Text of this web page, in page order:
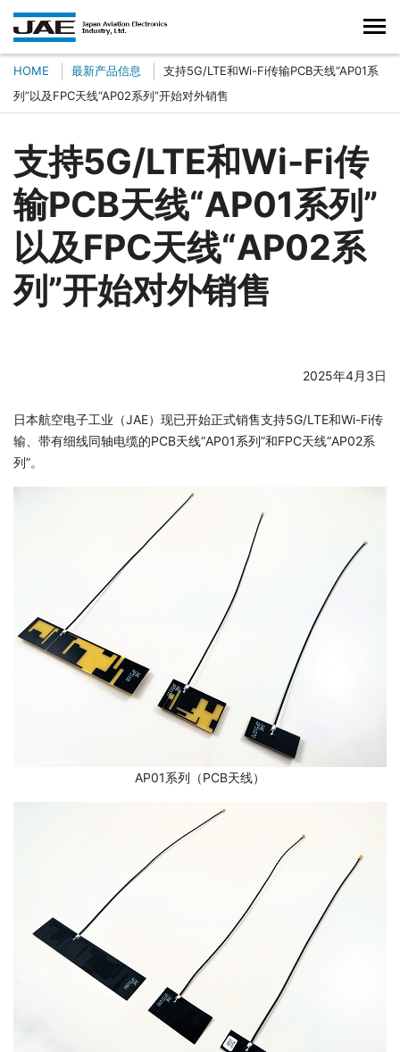
HOME 最新产品信息
支持5G/LTE和Wi-Fi传输PCB天线“AP01系
列”以及FPC天线“AP02系列”开始对外销售
支持5G/LTE和Wi-Fi传
输PCB天线“AP01系列”
以及FPC天线“AP02系
列”开始对外销售
2025年4月3日
日本航空电子工业（JAE）现已开始正式销售支持5G/LTE和Wi-Fi传
输、带有细线同轴电缆的PCB天线“AP01系列”和FPC天线“AP02系
列”。
AP01系列（PCB天线）